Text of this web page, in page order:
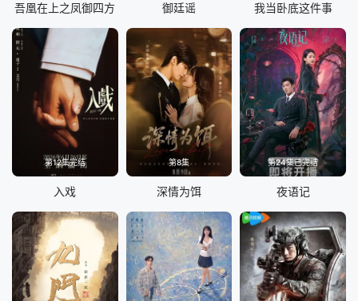
吾凰在上之凤御四方 御廷谣 我当卧底这件事
第12集完结
入戏
第8集
深情为饵
第24集已完结
夜语记